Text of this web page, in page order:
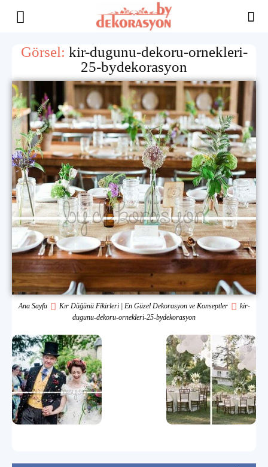
Yaşam
İlham
Görsel: kir-dugunu-dekoru-ornekleri-
25-bydekorasyon
Ana Sayfa Kır Düğünü Fikirleri | En Güzel Dekorasyon ve Konseptler
kir-
dugunu-dekoru-ornekleri-25-bydekorasyon